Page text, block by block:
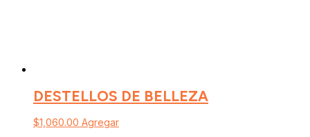
DESTELLOS DE BELLEZA
$1,060.00 Agregar